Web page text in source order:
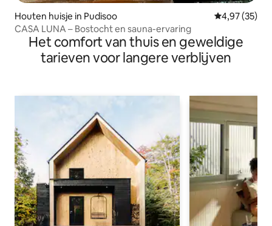
Houten huisje in Pudisoo Gemiddelde
4,97 (35)
CASA LUNA – Bostocht en sauna-ervaring
Het comfort van thuis en geweldige
tarieven voor langere verblijven